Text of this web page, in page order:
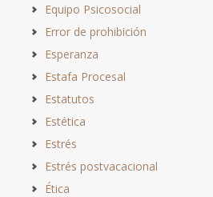
Equipo Psicosocial
Error de prohibición
Esperanza
Estafa Procesal
Estatutos
Estética
Estrés
Estrés postvacacional
Ética